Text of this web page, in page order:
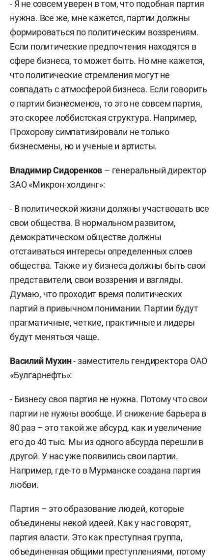
- Я не совсем уверен в том, что подобная партия
нужна. Все же, мне кажется, партии должны
формироваться по политическим воззрениям.
Если политические предпочтения находятся в
сфере бизнеса, то может быть. Но мне кажется,
что политические стремления могут не
совпадать с атмосферой бизнеса. Если говорить
о партии бизнесменов, то это не совсем партия,
это скорее лоббистская структура. Например,
Прохорову симпатизировали не только
бизнесмены, но и ученые и артисты.
Владимир Сидоренков – генеральный директор
ЗАО «Микрон-холдинг»:
- В политической жизни должны участвовать все
свои общества. В нормальном развитом,
демократическом обществе должны
отстаиваться интересы определенных слоев
общества. Также и у бизнеса должны быть свои
представители, свои воззрения и взгляды.
Думаю, что проходит время политических
партий в привычном понимании. Партии будут
прагматичные, четкие, практичные и лидеры
будут меняться чаще.
Василий Мухин- заместитель гендиректора ОАО
«Булгарнефть»:
- Бизнесу своя партия не нужна. Потому что свои
партии не нужны вообще. И снижение барьера в
80 раз – это такой же абсурд, как и увеличение
его до 40 тыс. Мы из одного абсурда перешли в
другой. У нас уже появились свои партии.
Например, где-то в Мурманске создана партия
любви.
Партия – это образование людей, которые
объединены некой идеей. Как у нас говорят,
партия власти. Это как преступная группа,
объединенная общими преступлениями, потому